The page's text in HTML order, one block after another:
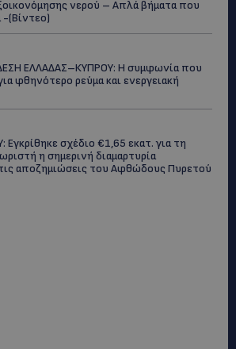
νερού – Απλά βήματα που
(Βίντεο)
ΕΛΛΑΔΑΣ–ΚΥΠΡΟΥ: Η συμφωνία που
φθηνότερο ρεύμα και ενεργειακή
Εγκρίθηκε σχέδιο €1,65 εκατ. για τη
η σημερινή διαμαρτυρία
αποζημιώσεις του Αφθώδους Πυρετού